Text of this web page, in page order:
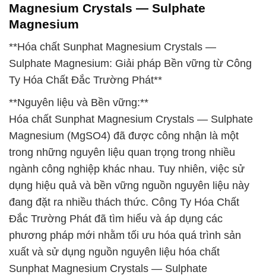
Magnesium Crystals — Sulphate
Magnesium
**Hóa chất Sunphat Magnesium Crystals —
Sulphate Magnesium: Giải pháp Bền vững từ Công
Ty Hóa Chất Đắc Trường Phát**
**Nguyên liệu và Bền vững:**
Hóa chất Sunphat Magnesium Crystals — Sulphate
Magnesium (MgSO4) đã được công nhận là một
trong những nguyên liệu quan trọng trong nhiều
ngành công nghiệp khác nhau. Tuy nhiên, việc sử
dụng hiệu quả và bền vững nguồn nguyên liệu này
đang đặt ra nhiều thách thức. Công Ty Hóa Chất
Đắc Trường Phát đã tìm hiểu và áp dụng các
phương pháp mới nhằm tối ưu hóa quá trình sản
xuất và sử dụng nguồn nguyên liệu hóa chất
Sunphat Magnesium Crystals — Sulphate